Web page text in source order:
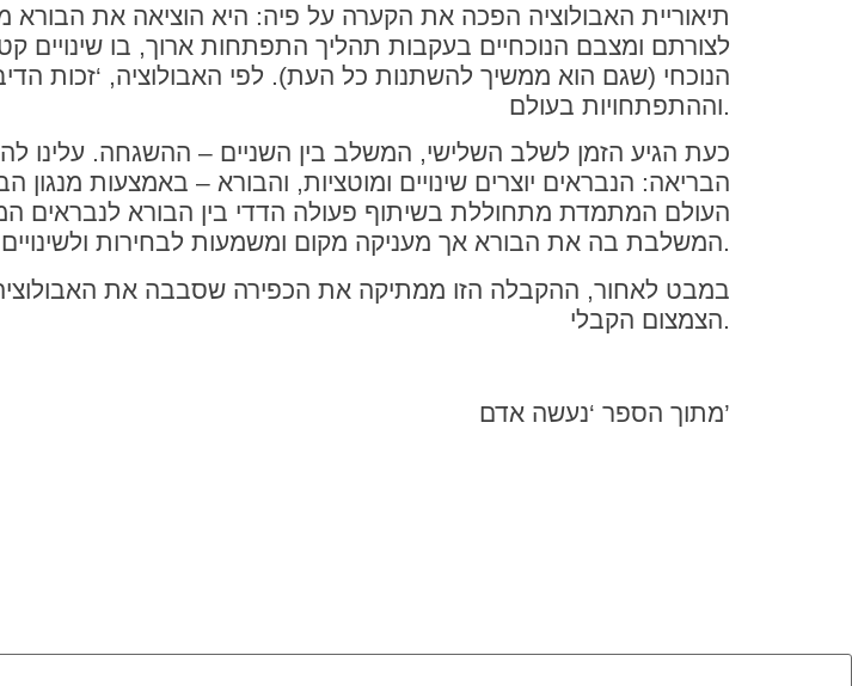
תיאוריית האבולוציה הפכה את הקערה על פיה: היא הוציאה את הבורא
לצורתם ומצבם הנוכחיים בעקבות תהליך התפתחות ארוך, בו שינויים
הנוכחי (שגם הוא ממשיך להשתנות כל העת). לפי האבולוציה, ‘זכות
וההתפתחויות בעולם.
כעת הגיע הזמן לשלב השלישי, המשלב בין השניים – ההשגחה. עלינו
הבריאה: הנבראים יוצרים שינויים ומוטציות, והבורא – באמצעות
העולם המתמדת מתחוללת בשיתוף פעולה הדדי בין הבורא לנבראים
המשלבת בה את הבורא אך מעניקה מקום ומשמעות לבחירות ולשינויים של הנבראים.
במבט לאחור, ההקבלה הזו ממתיקה את הכפירה שסבבה את
מתוך הספר ‘נעשה אדם’